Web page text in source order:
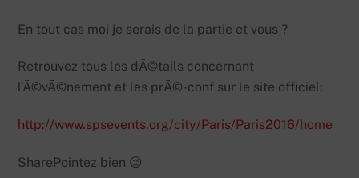
En tout cas moi je serais de la partie et vous ?
Retrouvez tous les dÃ©tails concernant
l’Ã©vÃ©nement et les prÃ©-conf sur le site officiel:
http://www.spsevents.org/city/Paris/Paris2016/home
SharePointez bien 😉